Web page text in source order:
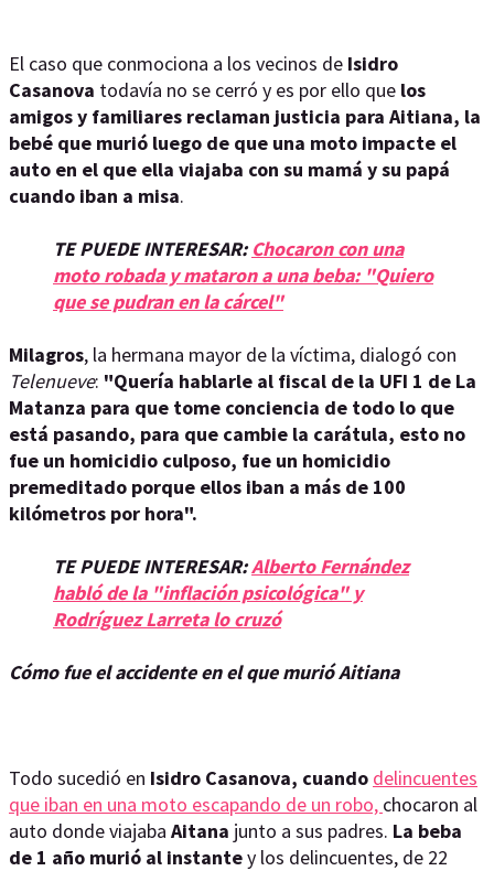
El caso que conmociona a los vecinos de Isidro
Casanova todavía no se cerró y es por ello que los
amigos y familiares reclaman justicia para Aitiana, la
bebé que murió luego de que una moto impacte el
auto en el que ella viajaba con su mamá y su papá
cuando iban a misa.
TE PUEDE INTERESAR:Chocaron con una
moto robada y mataron a una beba: "Quiero
que se pudran en la cárcel"
Milagros, la hermana mayor de la víctima, dialogó con
Telenueve: "Quería hablarle al fiscal de la UFI 1 de La
Matanza para que tome conciencia de todo lo que
está pasando, para que cambie la carátula, esto no
fue un homicidio culposo, fue un homicidio
premeditado porque ellos iban a más de 100
kilómetros por hora".
TE PUEDE INTERESAR:Alberto Fernández
habló de la "inflación psicológica" y
Rodríguez Larreta lo cruzó
Cómo fue el accidente en el que murió Aitiana
Todo sucedió en Isidro Casanova, cuando delincuentes
que iban en una moto escapando de un robo, chocaron al
auto donde viajaba Aitana junto a sus padres. La beba
de 1 año murió al instantey los delincuentes, de 22